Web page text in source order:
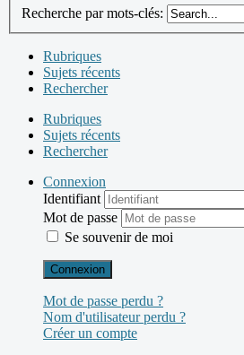
Recherche par mots-clés:
Rubriques
Sujets récents
Rechercher
Rubriques
Sujets récents
Rechercher
Connexion
Identifiant
Mot de passe
Se souvenir de moi
Connexion
Mot de passe perdu ?
Nom d'utilisateur perdu ?
Créer un compte